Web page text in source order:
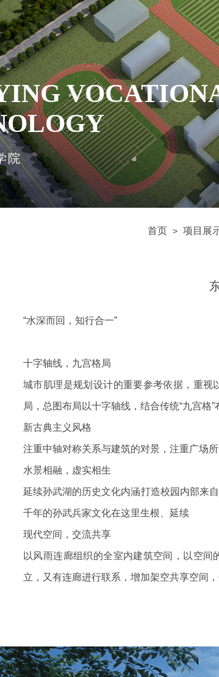
院
首页 > 项目展
“水深而回，知行合一”
十字轴线，九宫格局
城市肌理是规划设计的重要参考依据，重
局，总图布局以十字轴线，结合传统“九宫格
新古典主义风格
注重中轴对称关系与建筑的对景，注重广场
水景相融，虚实相生
延续孙武湖的历史文化内涵打造校园内部来
千年的孙武兵家文化在这里生根、延续
现代空间，交流共享
以风雨连廊组织的全室内建筑空间，以空
立，又有连廊进行联系，增加架空共享空间